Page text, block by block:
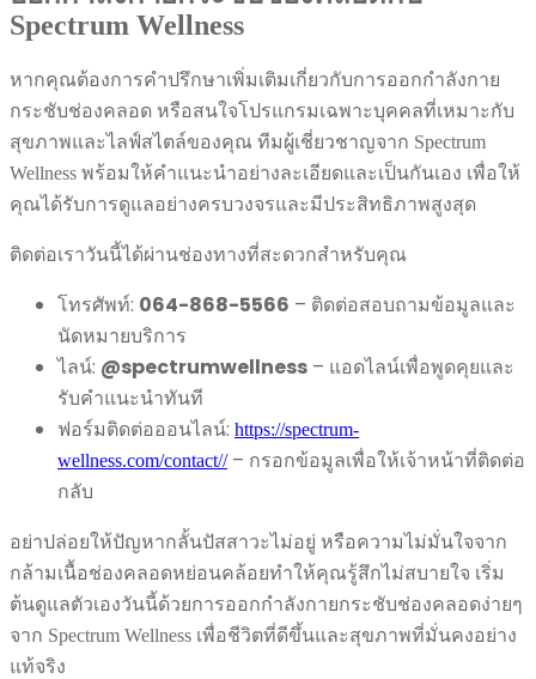
Spectrum Wellness
หากคุณต้องการคำปรึกษาเพิ่มเติมเกี่ยวกับการออกกำลังกาย
กระชับช่องคลอด หรือสนใจโปรแกรมเฉพาะบุคคลที่เหมาะกับ
สุขภาพและไลฟ์สไตล์ของคุณ ทีมผู้เชี่ยวชาญจาก Spectrum
Wellness พร้อมให้คำแนะนำอย่างละเอียดและเป็นกันเอง เพื่อให้
คุณได้รับการดูแลอย่างครบวงจรและมีประสิทธิภาพสูงสุด
ติดต่อเราวันนี้ได้ผ่านช่องทางที่สะดวกสำหรับคุณ
โทรศัพท์: 064-868-5566 – ติดต่อสอบถามข้อมูลและ
นัดหมายบริการ
ไลน์: @spectrumwellness – แอดไลน์เพื่อพูดคุยและ
รับคำแนะนำทันที
ฟอร์มติดต่อออนไลน์: https://spectrum-
wellness.com/contact//– กรอกข้อมูลเพื่อให้เจ้าหน้าที่ติดต่อ
กลับ
อย่าปล่อยให้ปัญหากลั้นปัสสาวะไม่อยู่ หรือความไม่มั่นใจจาก
กล้ามเนื้อช่องคลอดหย่อนคล้อยทำให้คุณรู้สึกไม่สบายใจ เริ่ม
ต้นดูแลตัวเองวันนี้ด้วยการออกกำลังกายกระชับช่องคลอดง่ายๆ
จาก Spectrum Wellness เพื่อชีวิตที่ดีขึ้นและสุขภาพที่มั่นคงอย่าง
แท้จริง